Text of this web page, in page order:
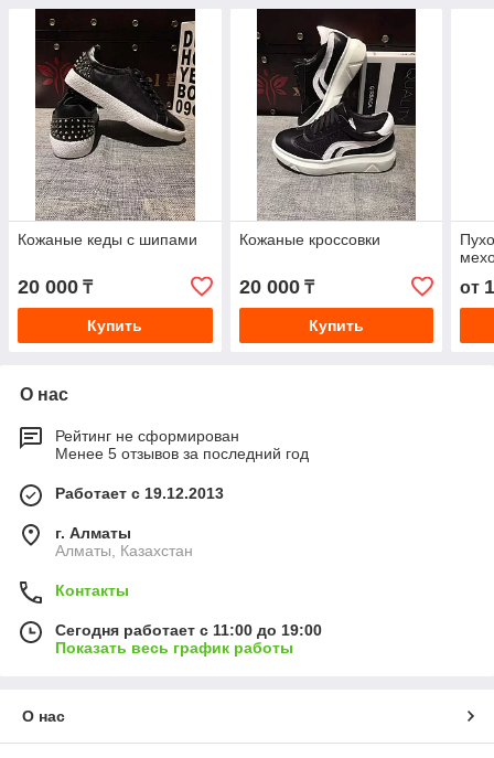
Кожаные кеды с шипами
20 000 ₸
Купить
Кожаные кроссовки
20 000₸
Купить
от
О нас
Рейтинг не сформирован
Менее 5 отзывов за последний год
Работает с 19.12.2013
г. Алматы
Алматы, Казахстан
Контакты
Сегодня работает с 11:00 до 19:00
Показать весь график работы
О нас